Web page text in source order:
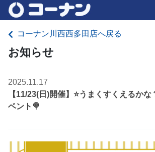
コーナン川西西多田店へ戻る
お知らせ
2025.11.17
【11/23(日)開催】⭐️うまくすくえるか
ベント🍭